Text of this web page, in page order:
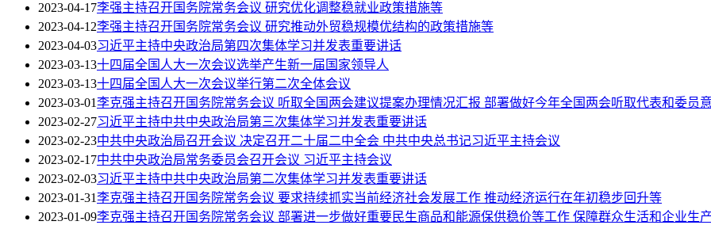
2023-04-17李强主持召开国务院常务会议 研究优化调整稳就业政策措施等
2023-04-12李强主持召开国务院常务会议 研究推动外贸稳规模优结构的政策措施等
2023-04-03习近平主持中央政治局第四次集体学习并发表重要讲话
2023-03-13十四届全国人大一次会议选举产生新一届国家领导人
2023-03-13十四届全国人大一次会议举行第二次全体会议
2023-03-01李克强主持召开国务院常务会议 听取全国两会建议提案办理情况汇报 部署做好今年全国两会听取代表和委员
2023-02-27习近平主持中共中央政治局第三次集体学习并发表重要讲话
2023-02-23中共中央政治局召开会议 决定召开二十届二中全会 中共中央总书记习近平主持会议
2023-02-17中共中央政治局常务委员会召开会议 习近平主持会议
2023-02-03习近平主持中共中央政治局第二次集体学习并发表重要讲话
2023-01-31李克强主持召开国务院常务会议 要求持续抓实当前经济社会发展工作 推动经济运行在年初稳步回升等
2023-01-09李克强主持召开国务院常务会议 部署进一步做好重要民生商品和能源保供稳价等工作 保障群众生活和企业生